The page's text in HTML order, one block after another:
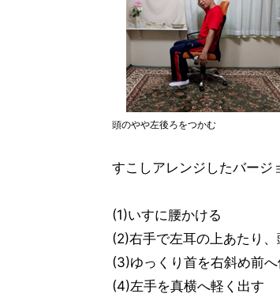
頭のやや左後ろをつかむ
すこしアレンジしたバージ
(1)いすに腰かける
(2)右手で左耳の上あたり
(3)ゆっくり首を右斜め前へ
(4)左手を真横へ軽く出す